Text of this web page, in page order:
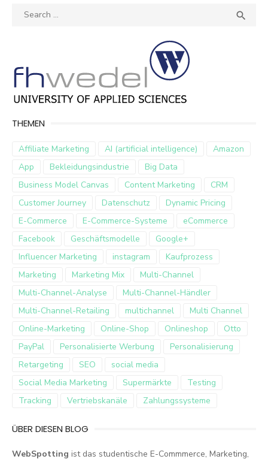
Search

THEMEN
Affiliate Marketing AI (artificial intelligence)
Amazon
App
Bekleidungsindustrie
Big Data
Business Model Canvas
Content Marketing
CRM
Customer Journey
Datenschutz
Dynamic Pricing
E-Commerce
E-Commerce-Systeme
eCommerce
Facebook
Geschäftsmodelle
Google+
Influencer Marketing
instagram
Kaufprozess
Marketing
Marketing Mix
Multi-Channel
Multi-Channel-Analyse
Multi-Channel-Händler
Multi-Channel-Retailing
multichannel
Multi Channel
Online-Marketing
Online-Shop Onlineshop
Otto
PayPal
Personalisierte Werbung
Personalisierung
Retargeting
SEO
social media
Social Media Marketing
Supermärkte
Testing
Tracking
Vertriebskanäle Zahlungssysteme
ÜBER DIESEN BLOG
WebSpotting ist das studentische E-Commmerce, Marketing,